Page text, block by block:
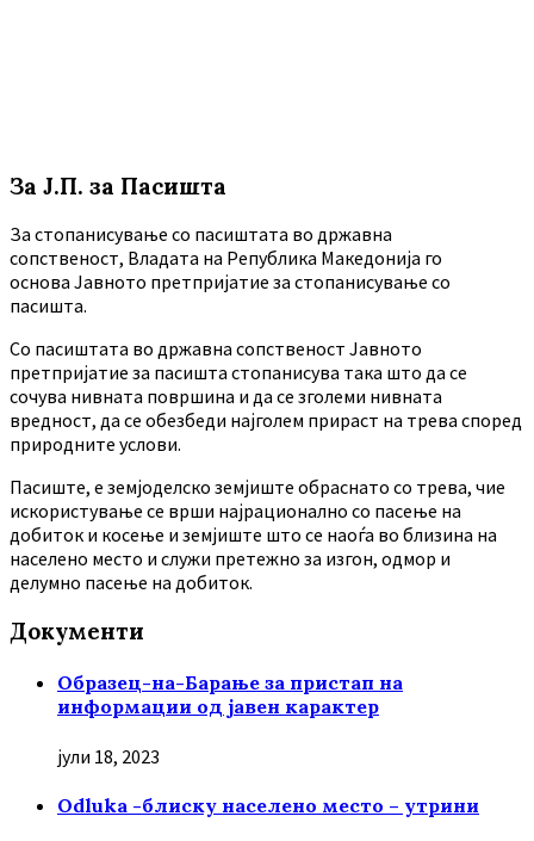
За Ј.П. за Пасишта
За стопанисување со пасиштата во државна
сопственост, Владата на Република Македонија го
основа Јавното претпријатие за стопанисување со
пасишта.
Co пасиштата во државна сопственост Јавното
претпријатие за пасишта стопанисува така што да се
сочува нивната површина и да се зголеми нивната
вредност, да се обезбеди најголем прираст на трева според
природните услови.
Пасиште, е земјоделско земјиште обраснато со трева, чие
искористување се врши најрационално со пасење на
добиток и косење и земјиште што се наоѓа во близина на
населено место и служи претежно за изгон, одмор и
делумно пасење на добиток.
Документи
Образец-на-Барање за пристап на
информации од јавен карактер
јули 18, 2023
Odluka -блиску населено место – утрини